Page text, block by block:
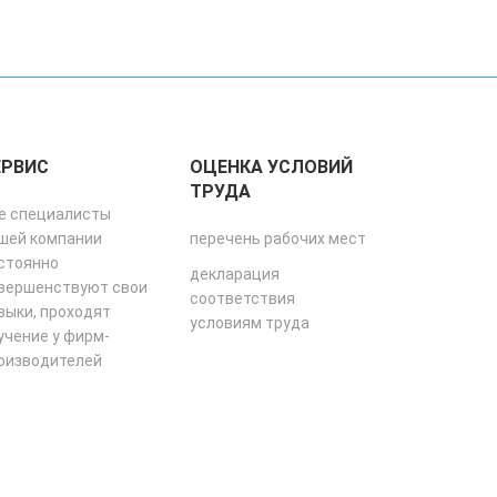
специалисты
компании
свои
проходят
у фирм-
ОЦЕНКА УСЛОВИЙ
ТРУДА
перечень рабочих мест
декларация
соответствия
условиям труда